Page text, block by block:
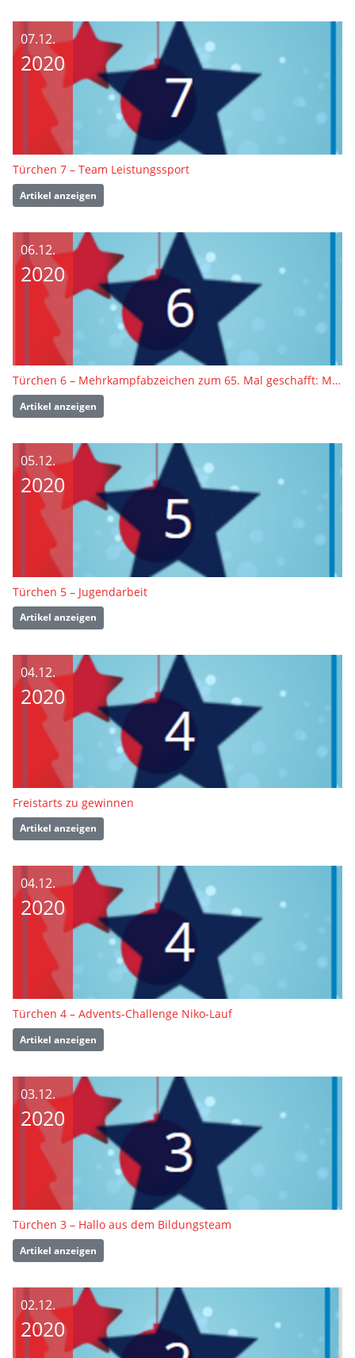
07.12.
2020
Türchen 7 – Team Leistungssport
Artikel anzeigen
06.12.
2020
Türchen 6 – Mehrkampfabzeichen zum 65. Mal geschafft: Manfred Erdmann
Artikel anzeigen
05.12.
2020
Türchen 5 – Jugendarbeit
Artikel anzeigen
04.12.
2020
Freistarts zu gewinnen
Artikel anzeigen
04.12.
2020
Türchen 4 – Advents-Challenge Niko-Lauf
Artikel anzeigen
03.12.
2020
Türchen 3 – Hallo aus dem Bildungsteam
Artikel anzeigen
02.12.
2020